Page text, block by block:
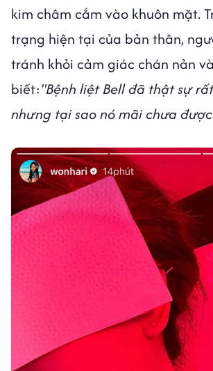
kim châm cắm vào khuôn mặt.
trạng hiện tại của bản thân,
tránh khỏi cảm giác chán nản
biết:"Bệnh liệt Bell đã thật sự
nhưng tại sao nó mãi chưa